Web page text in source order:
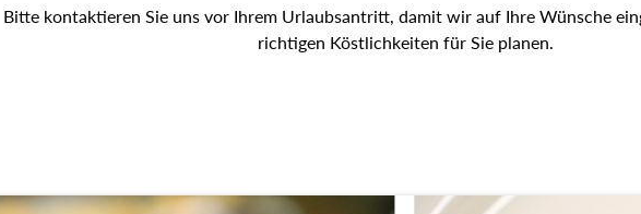
Bitte kontaktieren Sie uns vor Ihrem Urlaubsantritt, damit wir auf Ihre Wünsche
richtigen Köstlichkeiten für Sie planen.